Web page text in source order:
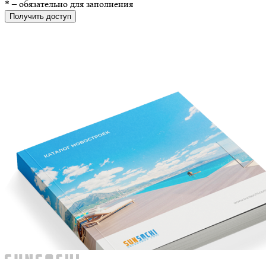
* – обязательно для заполнения
Получить доступ